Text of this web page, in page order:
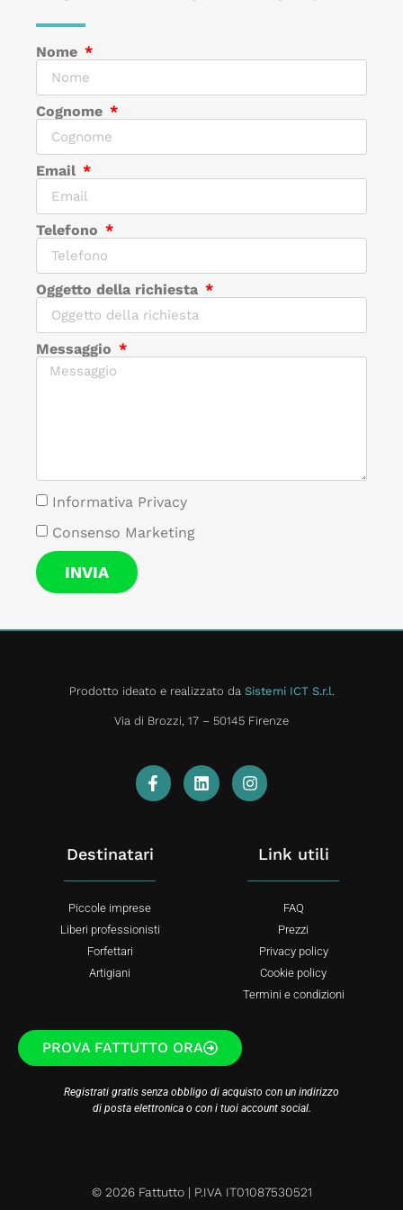
Nome
Cognome
Email
Telefono
Oggetto della richiesta
Messaggio
Informativa Privacy
Consenso Marketing
INVIA
Prodotto ideato e realizzato da Sistemi ICT S.r.l
Via di Brozzi, 17 – 50145 Firenze
Destinatari
Piccole imprese
Liberi professionisti
Forfettari
Artigiani
Link utili
FAQ
Prezzi
Privacy policy
Cookie policy
Termini e condizioni
PROVA FATTUTTO ORA
Registrati gratis senza obbligo di acquisto con un indirizzo
di posta elettronica o con i tuoi account social.
© 2026 Fattutto | P.IVA IT01087530521